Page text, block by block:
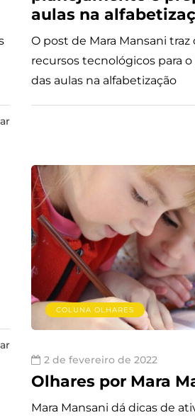
aulas na
O post de Mara Mansani traz
recursos tecnológicos para
das aulas na alfabetização
COLUNA OLHARES
2 de fevereiro de 2022
Olhares por Mara
Mara Mansani dá dicas de